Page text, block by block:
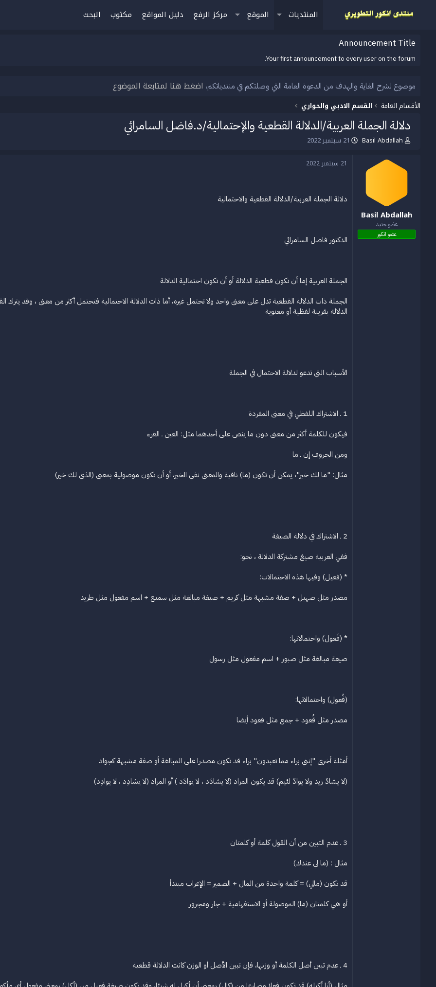
المنتديات الموقع مركز الرفع دليل المواقع مكتوب البحث
Announcement Title
Your first announcement to every user on the forum.
موضوع لشرح الغاية والهدف من الدعوة العامة التي وصلتكم في منتدياتكم، اضغط هنا لمتابعة الموضوع
الأقسام العامة القسم الادبي والحواري
دلالة الجملة العربية/الدلالة القطعية والإحتمالية/د.فاضل السامرائي
ب
ئ
و
ض
و
ع
Basil Abdallah
ت21 سبتمبر 2022
Basil Abdallah
عضو جديد
عضو انكور
21 سبتمبر 2022
دلالة الجملة العربية/الدلالة القطعية والاحتمالية
الدكتور فاضل السامرائي
الجملة العربية إما أن تكون قطعية الدلالة أو أن تكون احتمالية الدلالة
الجملة ذات الدلالة القطعية تدل على معنى واحد ولا تحتمل غيره، أما ذات الدلالة الاحتمالية فتحتمل أكثر من معنى ، وقد
الدلالة بقرينة لفظية أو معنوية
الأسباب التي تدعو لدلالة الاحتمال في الجملة
1 ـ الاشتراك اللفظي في معنى المفردة
فيكون للكلمة أكثر من معنى دون ما ينص على أحدهما مثل: العين ـ القرء
ومن الحروف إن ـ ما
مثال: "ما لك خير"، يمكن أن تكون (ما) نافية والمعنى نفي الخير، أو أن تكون موصولية بمعنى (الذي لك خير)
2 ـ الاشتراك في دلالة الصيغة
ففي العربية صيغ مشتركة الدلالة ، نحو:
* (فعيل) وفيها هذه الاحتمالات:
مصدر مثل صهيل + صفة مشبهة مثل كريم + صيغة مبالغة مثل سميع + اسم مفعول مثل طريد
* (فَعول) واحتمالاتها:
صيغة مبالغة مثل صبور + اسم مفعول مثل رسول
(فُعول) واحتمالاتها:
مصدر مثل قُعود + جمع مثل قعود أيضا
أمثلة أخرى "إنني براء مما تعبدون" براء قد تكون مصدرا على المبالغة أو صفة مشبهة كجواد
(لا يشادّ زيد ولا يوادّ لئيم) قد يكون المراد (لا يشادَد ، لا يوادَد ) أو المراد (لا يشادِد ، لا يوادِد)
3 ـ عدم التبين من أن القول كلمة أو كلمتان
مثال : (ما لي عندك)
قد تكون (مالي) = كلمة واحدة من المال + الضمير = الإعراب مبتدأ
أو هي كلمتان (ما) الموصولة أو الاستفهامية + جار ومجرور
4 ـ عدم تبين أصل الكلمة أو وزنها، فإن تبين الأصل أو الوزن كانت الدلالة قطعية